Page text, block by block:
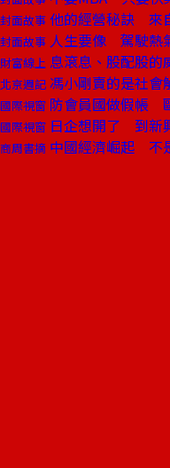
封面故事 他的經營秘訣 來
封面故事 人生要像 駕駛熱
財富線上 息滾息、股配股的
北京週記 馮小剛賣的是社會
國際視窗 防會員國做假帳
國際視窗 日企想開了 到新
商周書摘 中國經濟崛起 不